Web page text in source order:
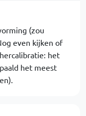
(zou
even kijken of
het
het meest